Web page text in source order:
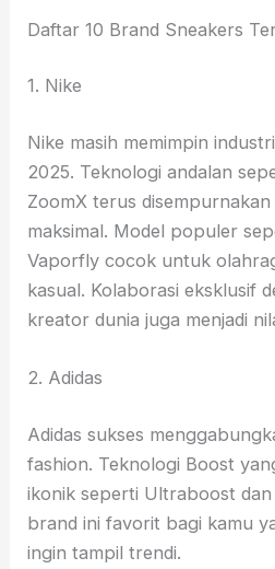
Daftar 10 Brand Sneakers
1. Nike
Nike masih memimpin
2025. Teknologi andalan
ZoomX terus
maksimal. Model populer
Vaporfly cocok untuk
kasual. Kolaborasi eksklusif
kreator dunia juga menjadi
2. Adidas
Adidas sukses
fashion. Teknologi Boost
ikonik seperti Ultraboost dan
brand ini favorit bagi kamu
ingin tampil trendi.